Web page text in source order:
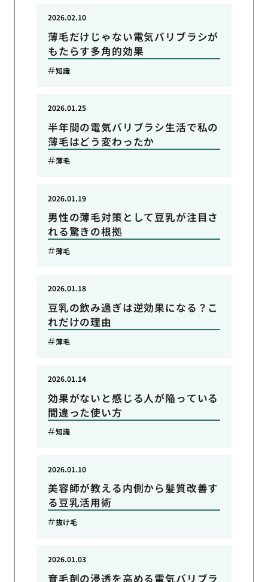
薄毛だけじゃない電気バリブラシが
もたらす多角的効果
2026.02.10
知識
半年間の電気バリブラシ生活で私の
薄毛はどう変わったか
2026.01.25
薄毛
男性の薄毛対策として豆乳が注目さ
れる驚きの根拠
2026.01.19
薄毛
豆乳の飲み過ぎは逆効果になる？こ
れだけの理由
2026.01.18
薄毛
効果がないと感じる人が陥っている
間違った使い方
2026.01.14
知識
美容師が教える内側から髪質改善す
る豆乳活用術
2026.01.10
抜け毛
育毛剤の浸透を高める電気バリブラ
2026.01.03